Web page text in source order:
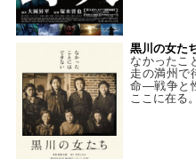
黒川の女た
なかったこ
走の満州で
命―戦争と
ここに在る。